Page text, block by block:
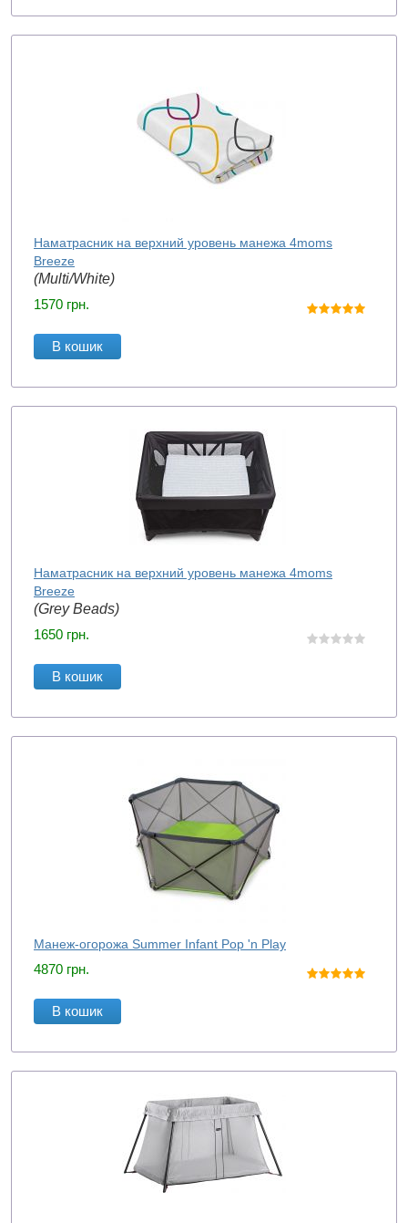
Наматрасник на верхний уровень манежа 4moms
Breeze
(Multi/White)
1570 грн.
В кошик
Наматрасник на верхний уровень манежа 4moms
Breeze
(Grey Beads)
1650 грн.
В кошик
Манеж-огорожа Summer Infant Pop 'n Play
4870 грн.
В кошик